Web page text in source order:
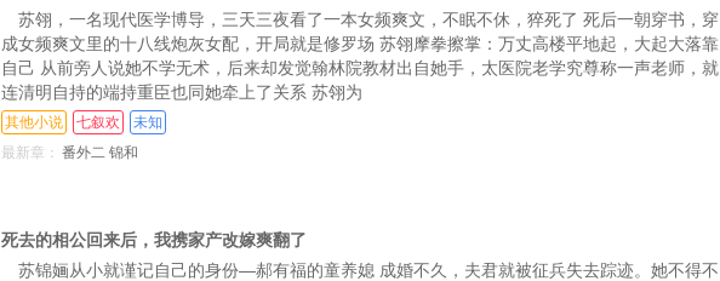
苏翎，一名现代医学博导，三天三夜看了一本女频爽文，不眠不休，猝死了 死后一朝穿书，穿
成女频爽文里的十八线炮灰女配，开局就是修罗场 苏翎摩拳擦掌：万丈高楼平地起，大起大落靠
自己 从前旁人说她不学无术，后来却发觉翰林院教材出自她手，太医院老学究尊称一声老师，就
连清明自持的端持重臣也同她牵上了关系 苏翎为
其他小说 七叙欢
未知
最新章： 番外二 锦和
死去的相公回来后，我携家产改嫁爽翻了
苏锦婳从小就谨记自己的身份—郝有福的童养媳 成婚不久，夫君就被征兵失去踪迹。她不得不